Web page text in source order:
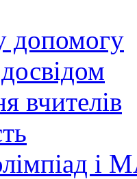
допомогу
вчителів
і